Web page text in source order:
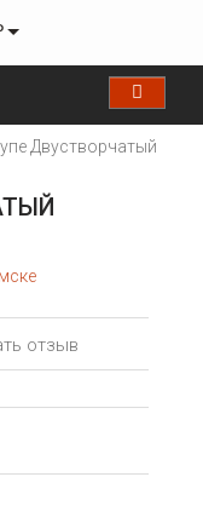
Двустворчатый
отзыв